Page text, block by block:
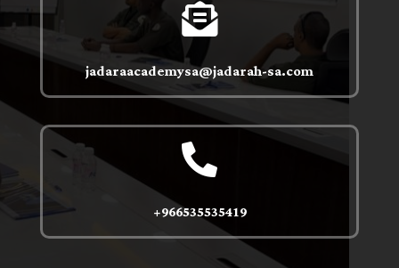

jadaraacademysa@jadarah-sa.com

966535535419+